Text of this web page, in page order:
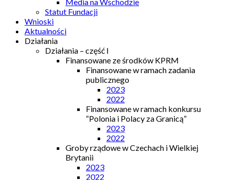
Statut Fundacji
Wnioski
Aktualności
Działania
Działania – część I
Finansowane ze środków KPRM
Finansowane w ramach zadania
publicznego
2023
2022
Finansowane w ramach konkursu
“Polonia i Polacy za Granicą”
2023
2022
Groby rządowe w Czechach i Wielkiej
Brytanii
2023
2022